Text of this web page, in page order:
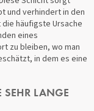
und verhindert in den
häufigste Ursache
eines
zu bleiben, wo man
in dem es eine
SEHR LANGE